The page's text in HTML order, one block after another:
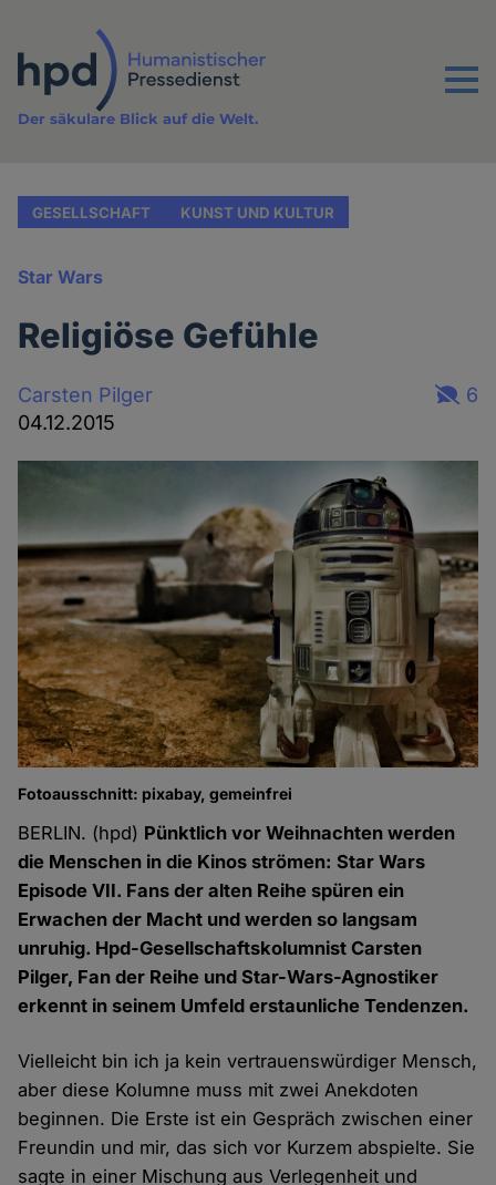
Inhalt
Menu
Der säkulare Blick auf die Welt.
GESELLSCHAFT KUNST UND KULTUR
Star Wars
Religiöse Gefühle
Carsten Pilger
04.12.2015
6
Fotoausschnitt: pixabay, gemeinfrei
BERLIN. (hpd) Pünktlich vor Weihnachten werden
die Menschen in die Kinos strömen: Star Wars
Episode VII. Fans der alten Reihe spüren ein
Erwachen der Macht und werden so langsam
unruhig. Hpd-Gesellschaftskolumnist Carsten
Pilger, Fan der Reihe und Star-Wars-Agnostiker
erkennt in seinem Umfeld erstaunliche Tendenzen.
Vielleicht bin ich ja kein vertrauenswürdiger Mensch,
aber diese Kolumne muss mit zwei Anekdoten
beginnen. Die Erste ist ein Gespräch zwischen einer
Freundin und mir, das sich vor Kurzem abspielte. Sie
sagte in einer Mischung aus Verlegenheit und